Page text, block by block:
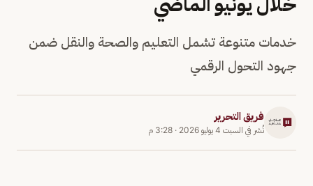
خدمات متنوعة تشمل التعليم والصحة والنقل ضمن
جهود التحول الرقمي
فريق التحرير
نُشر في السبت 4 يوليو 2026 · 3:28 م